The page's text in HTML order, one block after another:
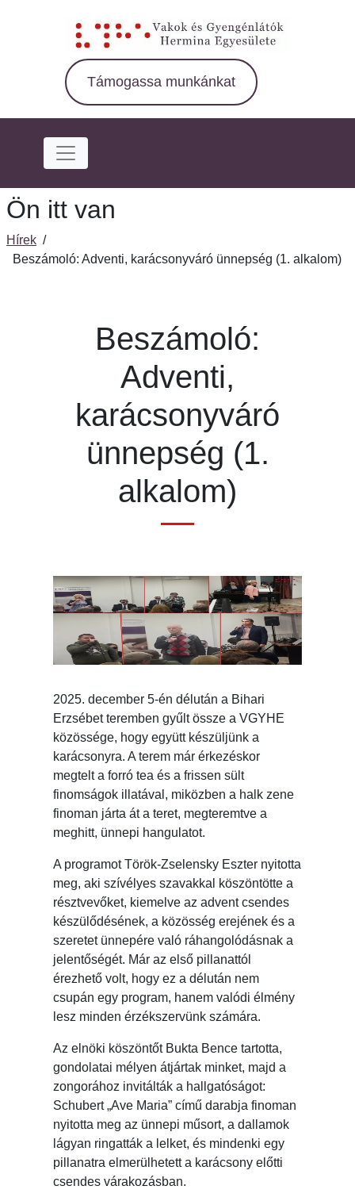
Támogassa munkánkat
Ön itt van
Hírek /
Beszámoló: Adventi, karácsonyváró ünnepség (1. alkalom)
Beszámoló:
Adventi,
karácsonyváró
ünnepség (1.
alkalom)
2025. december 5-én délután a Bihari
Erzsébet teremben gyűlt össze a VGYHE
közössége, hogy együtt készüljünk a
karácsonyra. A terem már érkezéskor
megtelt a forró tea és a frissen sült
finomságok illatával, miközben a halk zene
finoman járta át a teret, megteremtve a
meghitt, ünnepi hangulatot.
A programot Török-Zselensky Eszter nyitotta
meg, aki szívélyes szavakkal köszöntötte a
résztvevőket, kiemelve az advent csendes
készülődésének, a közösség erejének és a
szeretet ünnepére való ráhangolódásnak a
jelentőségét. Már az első pillanattól
érezhető volt, hogy ez a délután nem
csupán egy program, hanem valódi élmény
lesz minden érzékszervünk számára.
Az elnöki köszöntőt Bukta Bence tartotta,
gondolatai mélyen átjártak minket, majd a
zongorához invitálták a hallgatóságot:
Schubert „Ave Maria” című darabja finoman
nyitotta meg az ünnepi műsort, a dallamok
lágyan ringatták a lelket, és mindenki egy
pillanatra elmerülhetett a karácsony előtti
csendes várakozásban.